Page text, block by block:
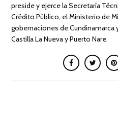
preside y ejerce la Secretaría
Crédito Público, el Ministerio de
gobernaciones de Cundinamarca
Castilla La Nueva y Puerto Nare.